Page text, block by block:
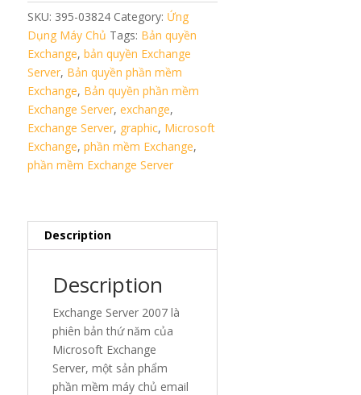
SKU: 395-03824 Category: Ứng
Dụng Máy Chủ Tags: Bản quyền
Exchange, bản quyền Exchange
Server, Bản quyền phần mềm
Exchange, Bản quyền phần mềm
Exchange Server, exchange,
Exchange Server, graphic, Microsoft
Exchange, phần mềm Exchange,
phần mềm Exchange Server
Description
Description
Exchange Server 2007 là
phiên bản thứ năm của
Microsoft Exchange
Server, một sản phẩm
phần mềm máy chủ email